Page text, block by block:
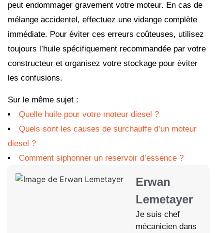
peut endommager gravement votre moteur. En cas de
mélange accidentel, effectuez une vidange complète
immédiate. Pour éviter ces erreurs coûteuses, utilisez
toujours l’huile spécifiquement recommandée par votre
constructeur et organisez votre stockage pour éviter
les confusions.
Sur le même sujet :
Quelle huile pour votre moteur diesel ?
Quels sont les causes de surchauffe d’un moteur
diesel ?
Comment siphonner un reservoir d’essence ?
Erwan
Lemetayer
Je suis chef
mécanicien dans